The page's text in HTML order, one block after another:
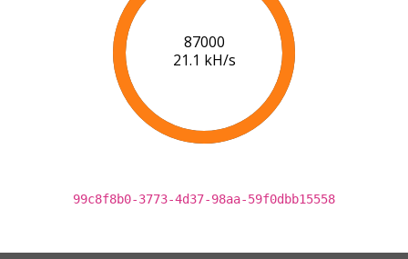
89000
21.2 kH/s
99c8f8b0-3773-4d37-98aa-59f0dbb15558